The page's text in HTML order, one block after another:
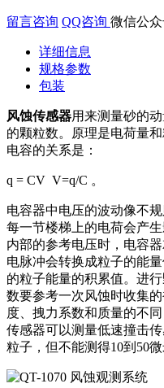
留言咨询 QQ咨询 微信公
详细信息
规格参数
包装
风蚀传感器用来测量砂的
的颗粒数。原理是电荷量
电容的关系是：
q = CV V=q/C 。
电容器中电压的波动像不
每一节楼梯上的电荷会产
内部的参考电压时，电容
电脉冲会转换成粒子的能
的粒子能量的积累值。进
数要参考一次风蚀时收集
度、拽力系数和质量的不
传感器可以测量低速撞击
粒子，但不能测得10到50微